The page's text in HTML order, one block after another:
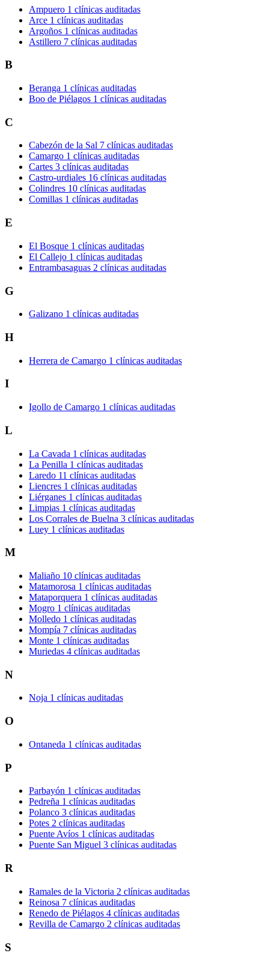
Ampuero 1 clínicas auditadas
Arce 1 clínicas auditadas
Argoños 1 clínicas auditadas
Astillero 7 clínicas auditadas
B
Beranga 1 clínicas auditadas
Boo de Piélagos 1 clínicas auditadas
C
Cabezón de la Sal 7 clínicas auditadas
Camargo 1 clínicas auditadas
Cartes 3 clínicas auditadas
Castro-urdiales 16 clínicas auditadas
Colindres 10 clínicas auditadas
Comillas 1 clínicas auditadas
E
El Bosque 1 clínicas auditadas
El Callejo 1 clínicas auditadas
Entrambasaguas 2 clínicas auditadas
G
Galizano 1 clínicas auditadas
H
Herrera de Camargo 1 clínicas auditadas
I
Igollo de Camargo 1 clínicas auditadas
L
La Cavada 1 clínicas auditadas
La Penilla 1 clínicas auditadas
Laredo 11 clínicas auditadas
Liencres 1 clínicas auditadas
Liérganes 1 clínicas auditadas
Limpias 1 clínicas auditadas
Los Corrales de Buelna 3 clínicas auditadas
Luey 1 clínicas auditadas
M
Maliaño 10 clínicas auditadas
Matamorosa 1 clínicas auditadas
Mataporquera 1 clínicas auditadas
Mogro 1 clínicas auditadas
Molledo 1 clínicas auditadas
Mompía 7 clínicas auditadas
Monte 1 clínicas auditadas
Muriedas 4 clínicas auditadas
N
Noja 1 clínicas auditadas
O
Ontaneda 1 clínicas auditadas
P
Parbayón 1 clínicas auditadas
Pedreña 1 clínicas auditadas
Polanco 3 clínicas auditadas
Potes 2 clínicas auditadas
Puente Avíos 1 clínicas auditadas
Puente San Miguel 3 clínicas auditadas
R
Ramales de la Victoria 2 clínicas auditadas
Reinosa 7 clínicas auditadas
Renedo de Piélagos 4 clínicas auditadas
Revilla de Camargo 2 clínicas auditadas
S